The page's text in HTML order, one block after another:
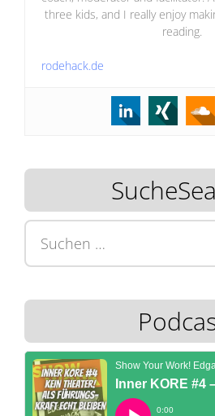
three kids, and I really enjoy
reading.
rodehack.de
nach: